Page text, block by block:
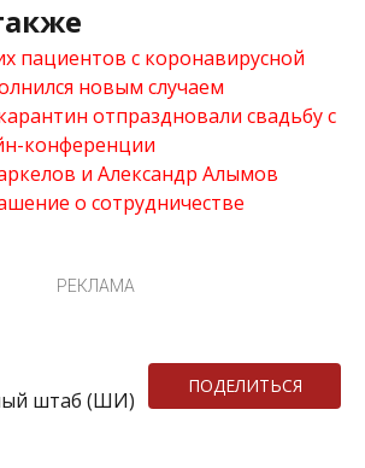
пациентов с коронавирусной
новым случаем
отпраздновали свадьбу с
конференции
и Александр Алымов
о сотрудничестве
РЕКЛАМА
штаб (ШИ)
ПОДЕЛИТЬСЯ